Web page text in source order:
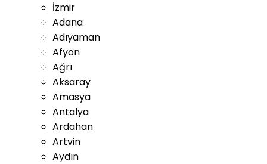
İzmir
Adana
Adıyaman
Afyon
Ağrı
Aksaray
Amasya
Antalya
Ardahan
Artvin
Aydın